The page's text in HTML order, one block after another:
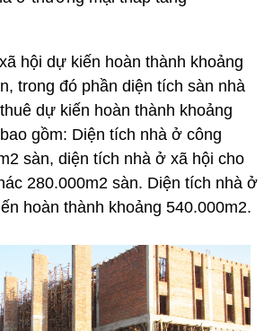
hội dự kiến hoàn thành khoảng
trong đó phần diện tích sàn nhà
dự kiến hoàn thành khoảng
gồm: Diện tích nhà ở công
sàn, diện tích nhà ở xã hội cho
280.000m2 sàn. Diện tích nhà ở
hoàn thành khoảng 540.000m2.